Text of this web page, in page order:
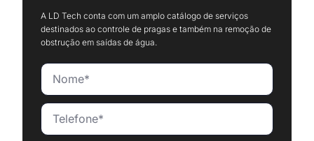
A LD Tech conta com um amplo catálogo de serviços
destinados ao controle de pragas e também na remoção de
obstrução em saídas de água.